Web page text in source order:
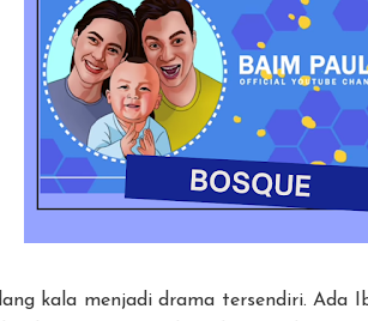
kala menjadi drama tersendiri. Ada